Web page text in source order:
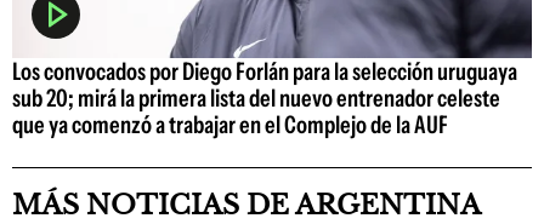
Los convocados por Diego Forlán para la selección uruguaya
sub 20; mirá la primera lista del nuevo entrenador celeste
que ya comenzó a trabajar en el Complejo de la AUF
MÁS NOTICIAS DE ARGENTINA